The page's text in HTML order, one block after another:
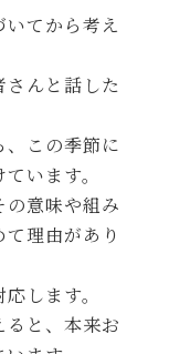
てから考え
んと話した
、この季節に
います。
意味や組み
理由があり
します。
ると、本来お